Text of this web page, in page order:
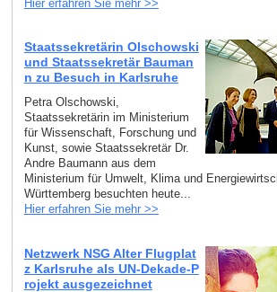
Hier erfahren Sie mehr >>
Staatssekretärin Olschowski
und Staatssekretär Bauman
n zu Besuch in Karlsruhe
Petra Olschowski,
Staatssekretärin im Ministerium
für Wissenschaft, Forschung und
Kunst, sowie Staatssekretär Dr.
Andre Baumann aus dem
Ministerium für Umwelt, Klima und
Württemberg besuchten heute...
Hier erfahren Sie mehr >>
Netzwerk NSG Alter Flugplat
z Karlsruhe als UN-Dekade-P
rojekt ausgezeichnet